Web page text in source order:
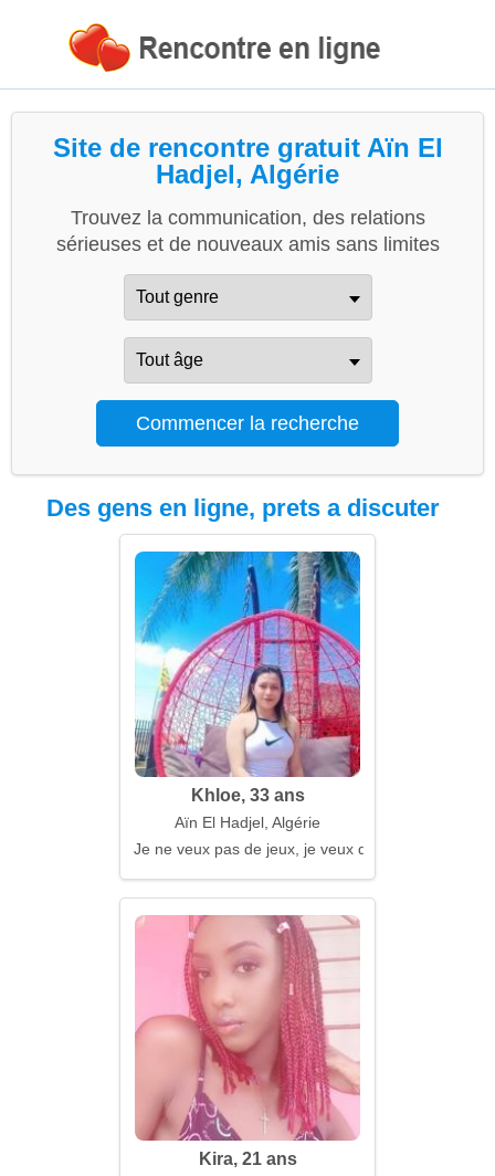
Site de rencontre gratuit Aïn El
Hadjel, Algérie
Trouvez la communication, des relations
sérieuses et de nouveaux amis sans limites
Des gens en ligne, prets a discuter
Khloe, 33 ans
Aïn El Hadjel, Algérie
Je ne veux pas de jeux, je veux de la chaleur
Kira, 21 ans